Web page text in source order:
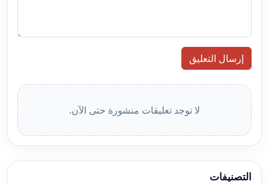
إرسال التعليق
لا توجد تعليقات منشورة حتى الآن.
التصنيفات